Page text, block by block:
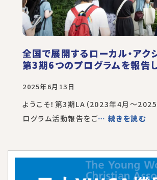
全国で展開するローカル・アクシ
第3期6つのプログラムを報告
2025年6月13日
ようこそ！第3期LA（2023年4月～
ログラム活動報告をご… 続きを読む